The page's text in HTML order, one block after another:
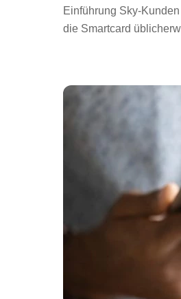
Einführung Sky-
die Smartcard